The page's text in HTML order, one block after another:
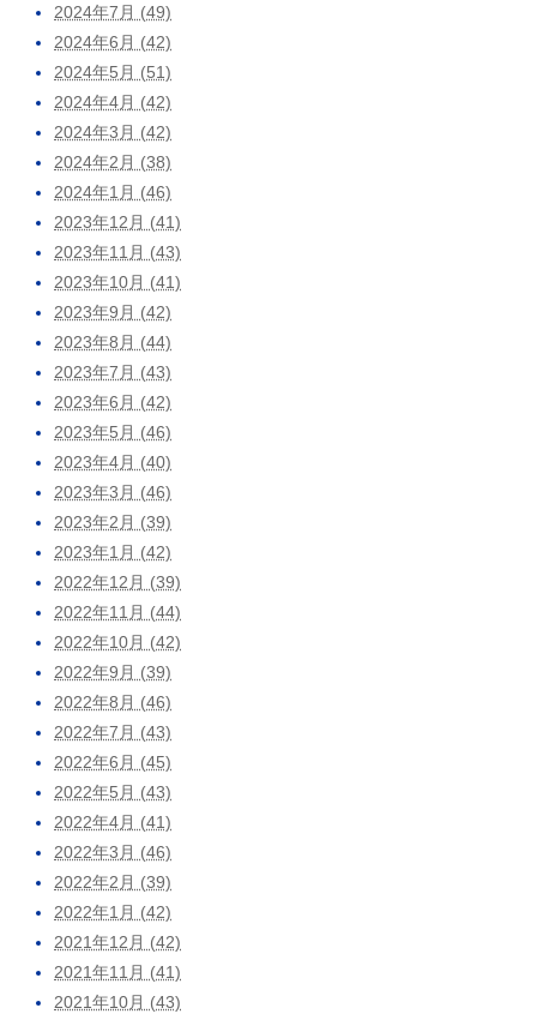
2024年7月 (49)
2024年6月 (42)
2024年5月 (51)
2024年4月 (42)
2024年3月 (42)
2024年2月 (38)
2024年1月 (46)
2023年12月 (41)
2023年11月 (43)
2023年10月 (41)
2023年9月 (42)
2023年8月 (44)
2023年7月 (43)
2023年6月 (42)
2023年5月 (46)
2023年4月 (40)
2023年3月 (46)
2023年2月 (39)
2023年1月 (42)
2022年12月 (39)
2022年11月 (44)
2022年10月 (42)
2022年9月 (39)
2022年8月 (46)
2022年7月 (43)
2022年6月 (45)
2022年5月 (43)
2022年4月 (41)
2022年3月 (46)
2022年2月 (39)
2022年1月 (42)
2021年12月 (42)
2021年11月 (41)
2021年10月 (43)